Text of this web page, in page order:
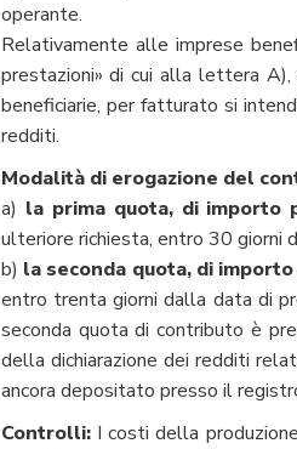
operante.
Relativamente alle imprese
prestazioni» di cui alla lettera
beneficiarie, per fatturato si
redditi.
Modalità di erogazione del
a) la prima quota, di importo
ulteriore richiesta, entro 30 giorni
b) la seconda quota, di
entro trenta giorni dalla data di
seconda quota di contributo è
della dichiarazione dei redditi
ancora depositato presso il
Controlli:I costi della